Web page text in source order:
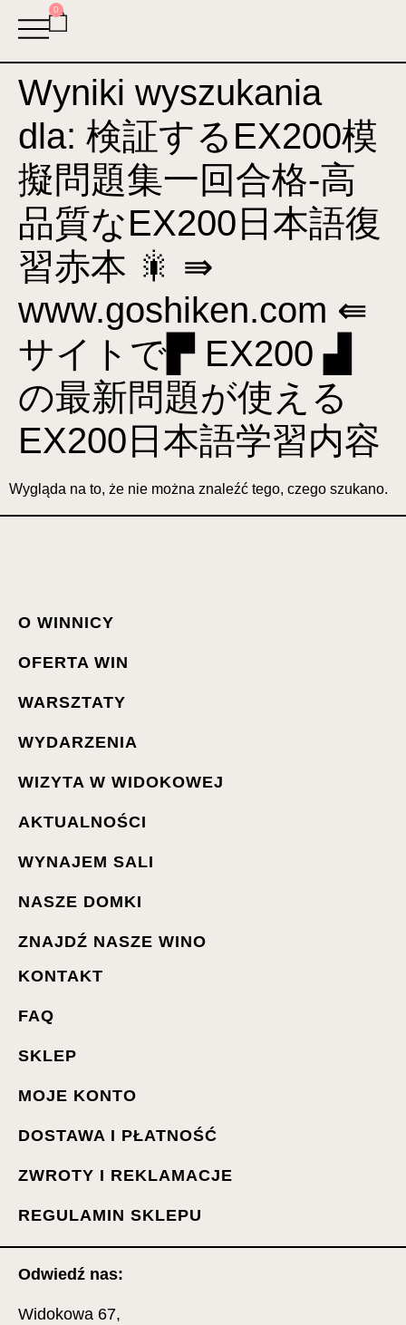
0
Wyniki wyszukania
dla: 検証するEX200模
擬問題集一回合格-高
品質なEX200日本語復
習赤本 🎇 ⇛
www.goshiken.com ⇚
サイトで▛ EX200 ▟
の最新問題が使える
EX200日本語学習内容
Wygląda na to, że nie można znaleźć tego, czego szukano.
O WINNICY
OFERTA WIN
WARSZTATY
WYDARZENIA
WIZYTA W WIDOKOWEJ
AKTUALNOŚCI
WYNAJEM SALI
NASZE DOMKI
ZNAJDŹ NASZE WINO
KONTAKT
FAQ
SKLEP
MOJE KONTO
DOSTAWA I PŁATNOŚĆ
ZWROTY I REKLAMACJE
REGULAMIN SKLEPU
Odwiedź nas:
Widokowa 67,